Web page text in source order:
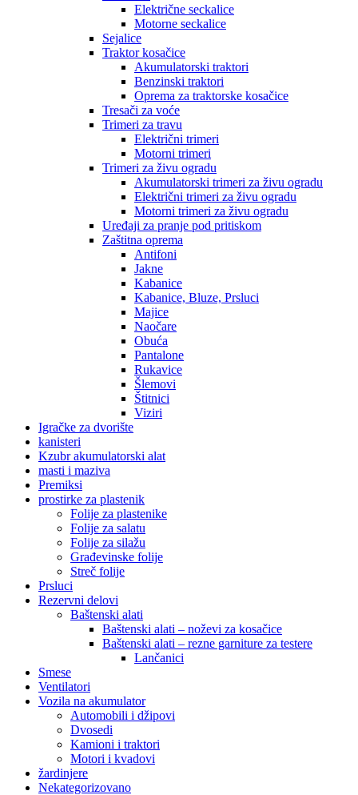
Električne seckalice
Motorne seckalice
Sejalice
Traktor kosačice
Akumulatorski traktori
Benzinski traktori
Oprema za traktorske kosačice
Tresači za voće
Trimeri za travu
Električni trimeri
Motorni trimeri
Trimeri za živu ogradu
Akumulatorski trimeri za živu ogradu
Električni trimeri za živu ogradu
Motorni trimeri za živu ogradu
Uređaji za pranje pod pritiskom
Zaštitna oprema
Antifoni
Jakne
Kabanice
Kabanice, Bluze, Prsluci
Majice
Naočare
Obuća
Pantalone
Rukavice
Šlemovi
Štitnici
Viziri
Igračke za dvorište
kanisteri
Kzubr akumulatorski alat
masti i maziva
Premiksi
prostirke za plastenik
Folije za plastenike
Folije za salatu
Folije za silažu
Građevinske folije
Streč folije
Prsluci
Rezervni delovi
Baštenski alati
Baštenski alati – noževi za kosačice
Baštenski alati – rezne garniture za testere
Lančanici
Smese
Ventilatori
Vozila na akumulator
Automobili i džipovi
Dvosedi
Kamioni i traktori
Motori i kvadovi
žardinjere
Nekategorizovano